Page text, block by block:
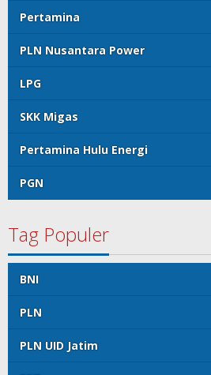
Pertamina
PLN Nusantara Power
LPG
SKK Migas
Pertamina Hulu Energi
PGN
Tag Populer
BNI
PLN
PLN UID Jatim